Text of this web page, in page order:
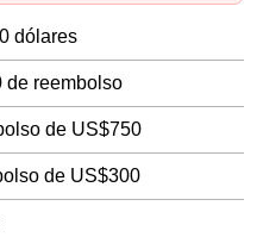
dólares
de reembolso
de US$750
de US$300